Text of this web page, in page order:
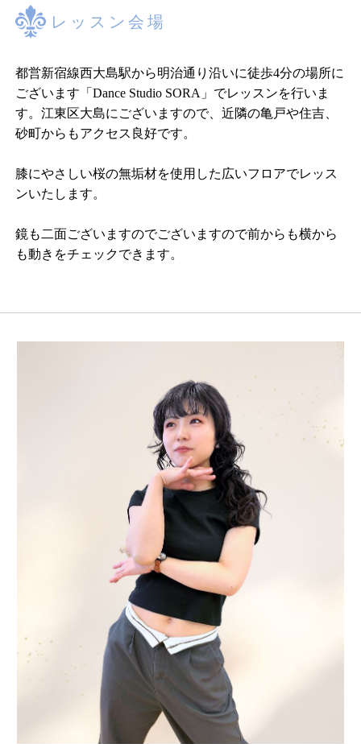
レッスン会場
都営新宿線西大島駅から明治通り沿いに徒歩4分の場所に
ございます「Dance Studio SORA」でレッスンを行いま
す。江東区大島にございますので、近隣の亀戸や住吉、
砂町からもアクセス良好です。
膝にやさしい桜の無垢材を使用した広いフロアでレッス
ンいたします。
鏡も二面ございますのでございますので前からも横から
も動きをチェックできます。